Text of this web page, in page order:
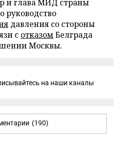
и глава МИД страны
руководство
давления со стороны
с отказомБелграда
Москвы.
на наши каналы
(190)